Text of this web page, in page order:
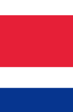
Xe